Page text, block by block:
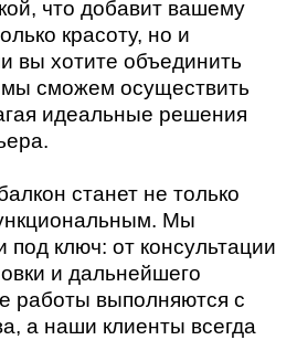
что добавит вашему
красоту, но и
вы хотите объединить
мы сможем осуществить
идеальные решения
станет не только
Мы
под ключ: от консультации
и дальнейшего
работы выполняются с
а наши клиенты всегда